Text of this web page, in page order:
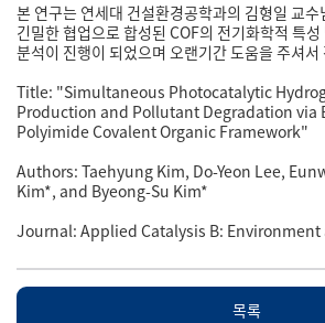
본 연구는 연세대 건설환경공학과의 김형일 교수
긴밀한 협업으로 합성된 COF의 전기화학적 특
분석이 진행이 되었으며 오랜기간 도움을 주셔
Title: "Simultaneous Photocatalytic
Production and Pollutant Degradation via
Polyimide Covalent Organic Framework"
Authors: Taehyung Kim, Do-Yeon Lee,
Kim*, and Byeong-Su Kim*
Journal: Applied Catalysis B: Environment
목록